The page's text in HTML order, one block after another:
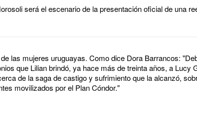
será el escenario de la presentación oficial de una
las mujeres uruguayas. Como dice Dora Barrancos:
que Lilian brindó, ya hace más de treinta años, a Lucy
de la saga de castigo y sufrimiento que la alcanzó,
movilizados por el Plan Cóndor."